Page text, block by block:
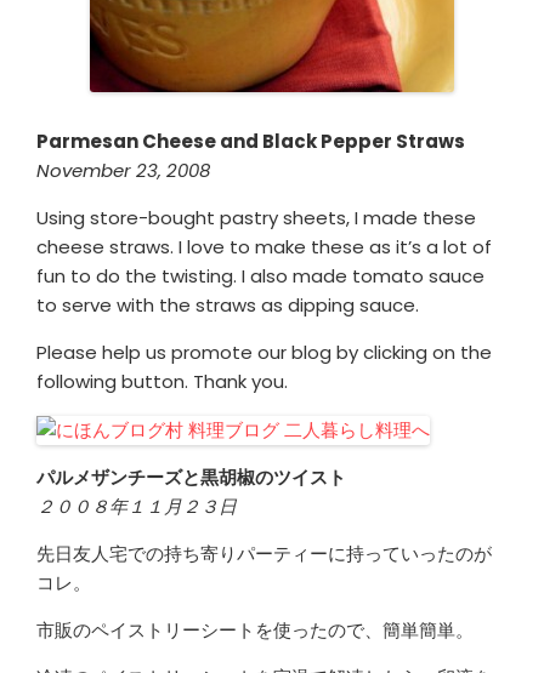
Parmesan Cheese and Black Pepper Straws
November 23, 2008
Using store-bought pastry sheets, I made these
cheese straws. I love to make these as it’s a lot of
fun to do the twisting. I also made tomato sauce
to serve with the straws as dipping sauce.
Please help us promote our blog by clicking on the
following button. Thank you.
パルメザンチーズと黒胡椒のツイスト
２００８年１１月２３日
先日友人宅での持ち寄りパーティーに持っていったのが
コレ。
市販のペイストリーシートを使ったので、簡単簡単。